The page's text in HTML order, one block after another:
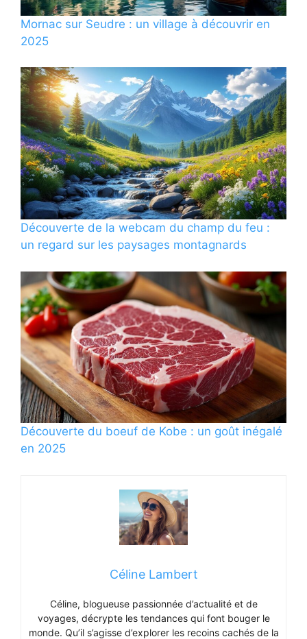
Mornac sur Seudre : un village à découvrir en
2025
Découverte de la webcam du champ du feu :
un regard sur les paysages montagnards
Découverte du boeuf de Kobe : un goût inégalé
en 2025
Céline Lambert
Céline, blogueuse passionnée d’actualité et de
voyages, décrypte les tendances qui font bouger le
monde. Qu’il s’agisse d’explorer les recoins cachés de la